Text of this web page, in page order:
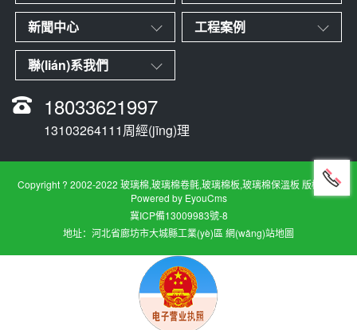
新聞中心 工程案例
聯(lián)系我們
18033621997
13103264111周經(jīng)理
Copyright ? 2002-2022 玻璃棉,玻璃棉卷氈,玻璃棉板,玻璃棉保溫板 版權所有
Powered by EyouCms
冀ICP備13009983號-8
地址：河北省廊坊市大城縣工業(yè)區 網(wǎng)站地圖